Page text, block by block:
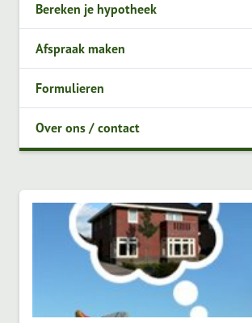
Bereken je hypotheek
Afspraak maken
Formulieren
Over ons / contact